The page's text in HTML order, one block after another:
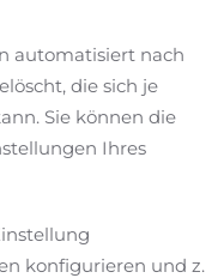
automatisiert nach
die sich je
Sie können die
Ihres
konfigurieren und z.